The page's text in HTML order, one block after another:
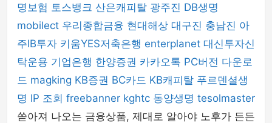
명보험 토스뱅크 산은캐피탈 광주진 DB생명
mobilect 우리종합금융 현대해상 대구진 충남진 아
주IB투자 키움YES저축은행 enterplanet 대신투자신
탁운용 기업은행 한양증권 카카오톡 PC버전 다운로
드 magking KB증권 BC카드 KB캐피탈 푸르덴셜생
명 IP 조회 freebanner kghtc 동양생명 tesolmaster
쏟아져 나오는 금융상품, 제대로 알아야 노후가 든든